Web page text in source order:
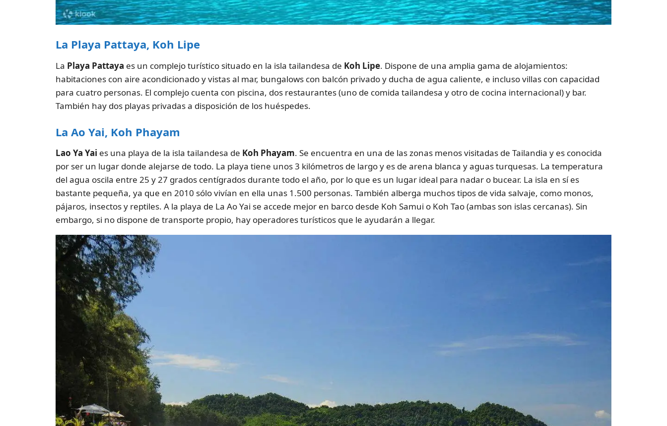
La Playa Pattaya, Koh Lipe
La Playa Pattaya es un complejo turístico situado en la isla tailandesa de Koh Lipe. Dispone de una amplia gama de alojamientos:
habitaciones con aire acondicionado y vistas al mar, bungalows con balcón privado y ducha de agua caliente, e incluso villas con capacidad
para cuatro personas. El complejo cuenta con piscina, dos restaurantes (uno de comida tailandesa y otro de cocina internacional) y bar.
También hay dos playas privadas a disposición de los huéspedes.
La Ao Yai, Koh Phayam
Lao Ya Yai es una playa de la isla tailandesa de Koh Phayam. Se encuentra en una de las zonas menos visitadas de Tailandia y es conocida
por ser un lugar donde alejarse de todo. La playa tiene unos 3 kilómetros de largo y es de arena blanca y aguas turquesas. La temperatura
del agua oscila entre 25 y 27 grados centígrados durante todo el año, por lo que es un lugar ideal para nadar o bucear. La isla en sí es
bastante pequeña, ya que en 2010 sólo vivían en ella unas 1.500 personas. También alberga muchos tipos de vida salvaje, como monos,
pájaros, insectos y reptiles. A la playa de La Ao Yai se accede mejor en barco desde Koh Samui o Koh Tao (ambas son islas cercanas). Sin
embargo, si no dispone de transporte propio, hay operadores turísticos que le ayudarán a llegar.